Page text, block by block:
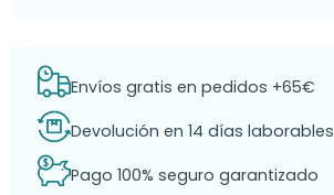
Envíos gratis en pedidos +65€
Devolución en 14 días laborables
Pago 100% seguro garantizado